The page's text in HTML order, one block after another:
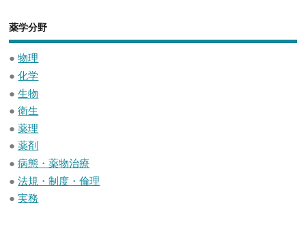
薬学分野
●物理
●化学
●生物
●衛生
●薬理
●薬剤
●病態・薬物治療
●法規・制度・倫理
●実務